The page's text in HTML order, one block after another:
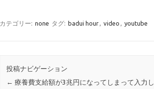
カテゴリー: none タグ: badui hour, video , youtube
投稿ナビゲーション
← 療養費支給額が3兆円になってしまって入力し